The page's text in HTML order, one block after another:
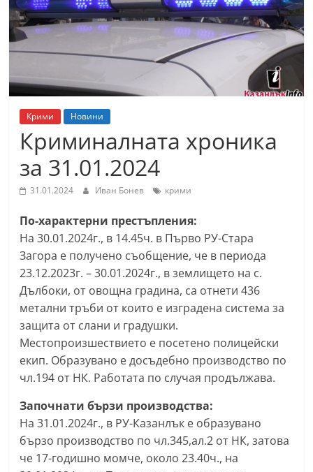
т
К
а
а
н
ъ
к
и
б
л
а
с
т
С
т
а
р
а
З
а
г
Крими Новини
Криминалната хроника
за 31.01.2024
31.01.2024 Иван Бонев крими
По-характерни престъпления:
На 30.01.2024г., в 14.45ч. в Първо РУ-Стара
Загора е получено съобщение, че в периода
23.12.2023г. – 30.01.2024г., в землището на с.
Дълбоки, от овощна градина, са отнети 436
метални тръби от които е изградена система за
защита от слани и градушки.
Местопроизшествието е посетено полицейски
екип. Образувано е досъдебно производство по
чл.194 от НК. Работата по случая продължава.
Започнати бързи производства:
На 31.01.2024г., в РУ-Казанлък е образувано
бързо производство по чл.345,ал.2 от НК, затова
че 17-годишно момче, около 23.40ч., на